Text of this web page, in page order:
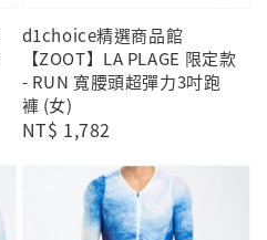
d1choice精選商品館
【ZOOT】LA PLAGE 限定款
- RUN 寬腰頭超彈力3吋跑
褲 (女)
Regular
NT$ 1,782